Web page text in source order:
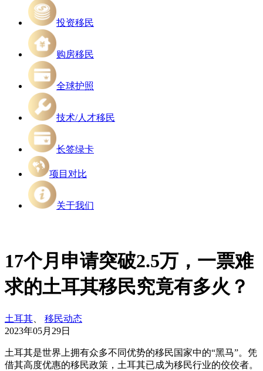
投资移民
购房移民
全球护照
技术/人才移民
长签绿卡
项目对比
关于我们
17个月申请突破2.5万，一票难
求的土耳其移民究竟有多火？
土耳其
移民动态
2023年05月29日
土耳其是世界上拥有众多不同优势的移民国家中的“黑马”。凭
借其高度优惠的移民政策，土耳其已成为移民行业的佼佼者。